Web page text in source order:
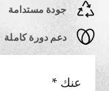
جودة مستدامة
دعم دورة كاملة
عنك*